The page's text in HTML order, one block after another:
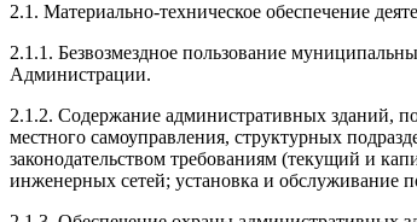
2.1. Материально-техническое обеспечение
2.1.1. Безвозмездное пользование
Администрации.
2.1.2. Содержание административных зданий,
местного самоуправления, структурных
законодательством требованиям (текущий и
инженерных сетей; установка и обслуживание